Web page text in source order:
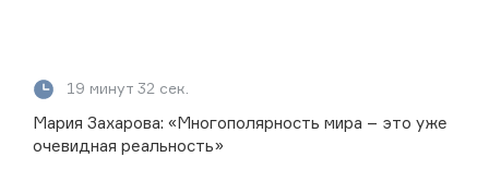
19 минут 32 сек.
Мария Захарова: «Многополярность мира – это уже
очевидная реальность»